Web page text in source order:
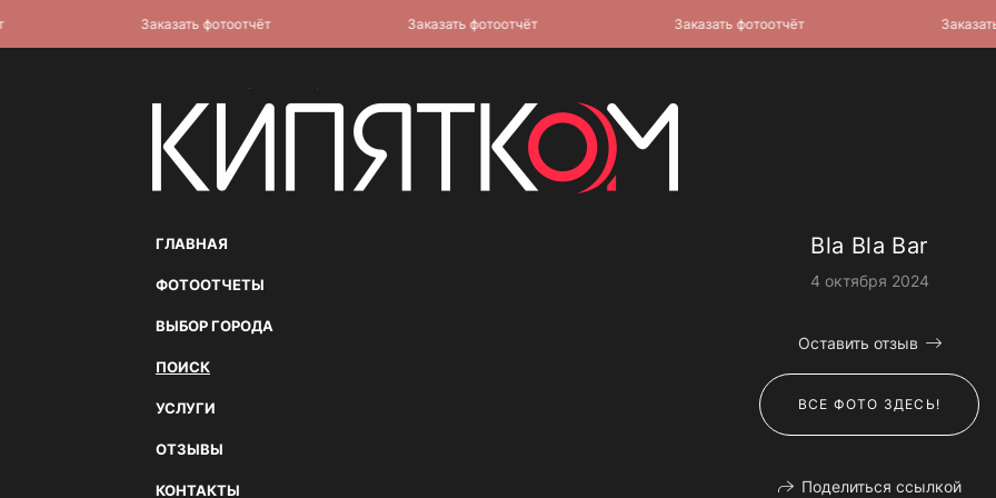
ГЛАВНАЯ
ФОТООТЧЕТЫ
ВЫБОР ГОРОДА
ПОИСК
УСЛУГИ
ОТЗЫВЫ
КОНТАКТЫ
Bla Bla Bar
4 октября 2024
Оставить отзыв
ВСЕ ФОТО ЗДЕСЬ!
Поделиться ссылкой
Заказать фотоотчёт Заказать фотоотчёт Заказать фотоотчёт Заказать